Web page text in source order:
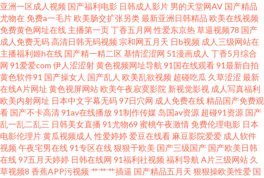
品自拍亚洲视频 网免费观看 成人A网 茄子ap 中字文幕不卡 韩国操逼在线 午
夜福利456 抖抈app免费 青丝影院免费看电视剧 中文自拍欧美影视 国产在线
精品一区 色图福利社 草草影院日本 欧美在线观看黄页视频 最近免费韩国电
影高清版无吗 九九视频精品38在 亚洲日韩欧 国产毛卡片在线观看 天天想夜
夜撸 成人Aⅴ视频 欧美日韩在线视频看看 在线国产探花不卡 黑莲花攻略 五月
天www 大陆精品偷拍一区二区 飘花网电影网 综合色伊人探花 九一网页版 想
亚洲一区成人视频 国产福利电影 日韩成人影片 男的天堂网AV 国产精品
尤物在免费a一毛片欧美肠交扩张另类最新亚洲日韩精品 欧美在线视频
免费黄色网址在线 主播第一页丁香五月网 性爱东京热草逼视频78 国产
成人免费无码高清日韩无码视频 宗和网五月天 日b视频 成人三级网站在
主播福利姬h在线 国产精一精二区基情涩涩网 51漫画成人 丁香5月综合
网 91爱爱com 伊人涩涩射黄色视频网址导航 91国在线观看91最新自拍
黄色软件91 国产操女人 国产乱人 欧美乱欲视频 超碰吃瓜 久草涩涩 最新
在线A片网址 黄色视屏网站欧美午夜寂寞影院 新视觉影视 成人写真福利
欧美内射网址 日本中文字幕无码97日穴网 成人免费在线精品国产免费观
看 国产不卡高清91av在线播放91制作传媒 岛国av资源 超碰91资源 国产
乱一乱二乱三 日韩美女直播 91尤物69 蜜桃午夜激情免费伦理电影 日本
电影伦理片黄瓜视频成人 性爱婷婷 爱豆在线看 麻豆影院爱爱 成人软件
视频 午夜宅男在线91专区在线狠狠干欧美 国产三级国产 国产欧美日韩
在线97五月天婷婷 日韩在线网 91福利社视频 福利导航 A片三级网站 久
草视频8 香蕉APP污视频 艹艹艹插逼 国产精品五月天 狠狠操欧美性爱 国